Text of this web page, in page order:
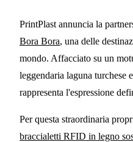
PrintPlast annuncia la
Bora Bora, una delle
mondo. Affacciato su un
leggendaria laguna turchese
rappresenta l'espressione
Per questa straordinaria
braccialetti RFID in legno